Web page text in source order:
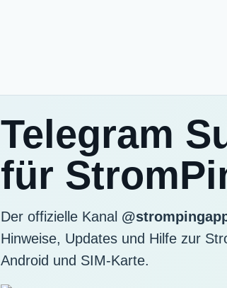
Telegram
für
Der offizielle Kanal
Hinweise, Updates und Hilfe zur
Android und SIM-Karte.